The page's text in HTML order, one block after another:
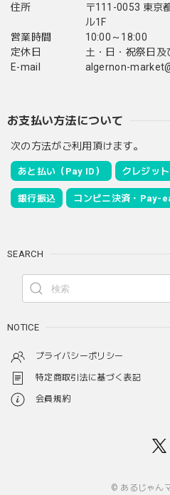
住所
〒111-0053 東京
ル1F
営業時間
10:00～18:00
定休日
土・日・祝祭日及
E-mail
algernon-
お支払い方法について
次の方法がご利用頂けます。
あと払い（Pay ID） クレジッ
銀行振込 コンビニ決済・Pay-
SEARCH
NOTICE
プライバシーポリシー
特定商取引法に基づく表記
会員規約
© あるじゃん